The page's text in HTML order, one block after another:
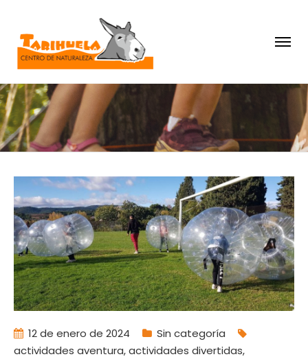
12 de enero de 2024
Sin categoría
actividades aventura,actividades divertidas,